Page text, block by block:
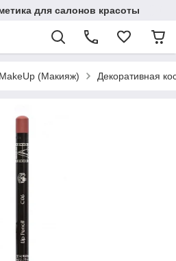
для салонов красоты
MakeUp (Макияж) Декоративная